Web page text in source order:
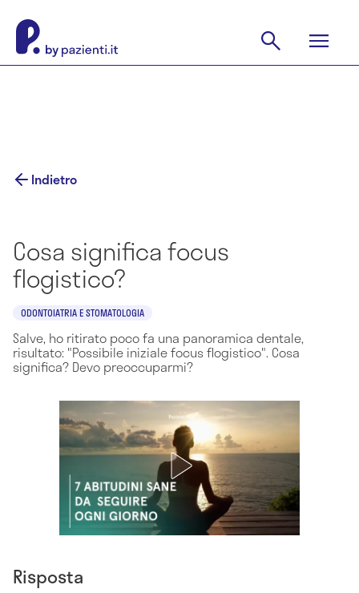
Indietro
Cosa significa focus
flogistico?
ODONTOIATRIA E STOMATOLOGIA
Salve, ho ritirato poco fa una panoramica dentale,
risultato: "Possibile iniziale focus flogistico". Cosa
significa? Devo preoccuparmi?
Risposta